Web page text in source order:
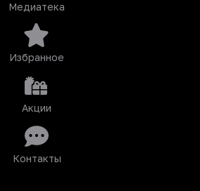
Медиатека
Избранное
Акции
Контакты